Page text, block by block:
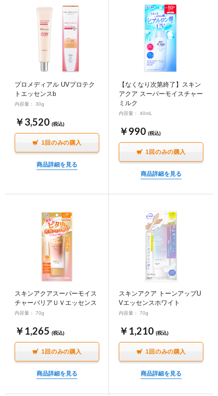
プロメディアル UVプロテク
トエッセンスb
内容量： 30g
￥3,520 (税込)
1回のみの購入
商品詳細を見る
【なくなり次第終了】スキン
アクア スーパーモイスチャー
ミルク
内容量： 40mL
￥990 (税込)
1回のみの購入
商品詳細を見る
スキンアクアスーパーモイス
チャーバリアＵＶエッセンス
内容量： 70g
￥1,265 (税込)
1回のみの購入
商品詳細を見る
スキンアクア トーンアップU
Vエッセンスホワイト
内容量： 70g
￥1,210 (税込)
1回のみの購入
商品詳細を見る